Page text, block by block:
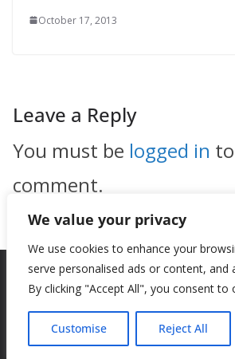
We value your privacy
We use cookies to enhance your
serve personalised ads or content, and
By clicking "Accept All", you consent to
Customise Reject All
October 17, 2013
Leave a Reply
You must be logged in
comment.
Theme:ColorMag by ThemeGrill.